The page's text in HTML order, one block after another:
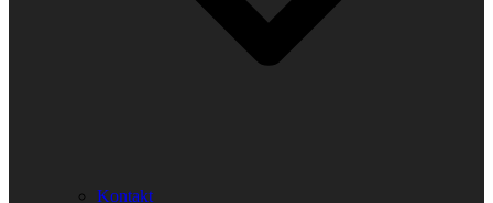
Kontakt